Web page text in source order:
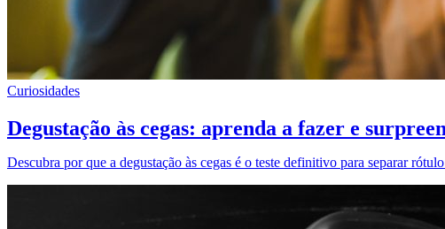
Curiosidades
Degustação às cegas: aprenda a fazer e
Descubra por que a degustação às cegas é o teste definitivo para separar